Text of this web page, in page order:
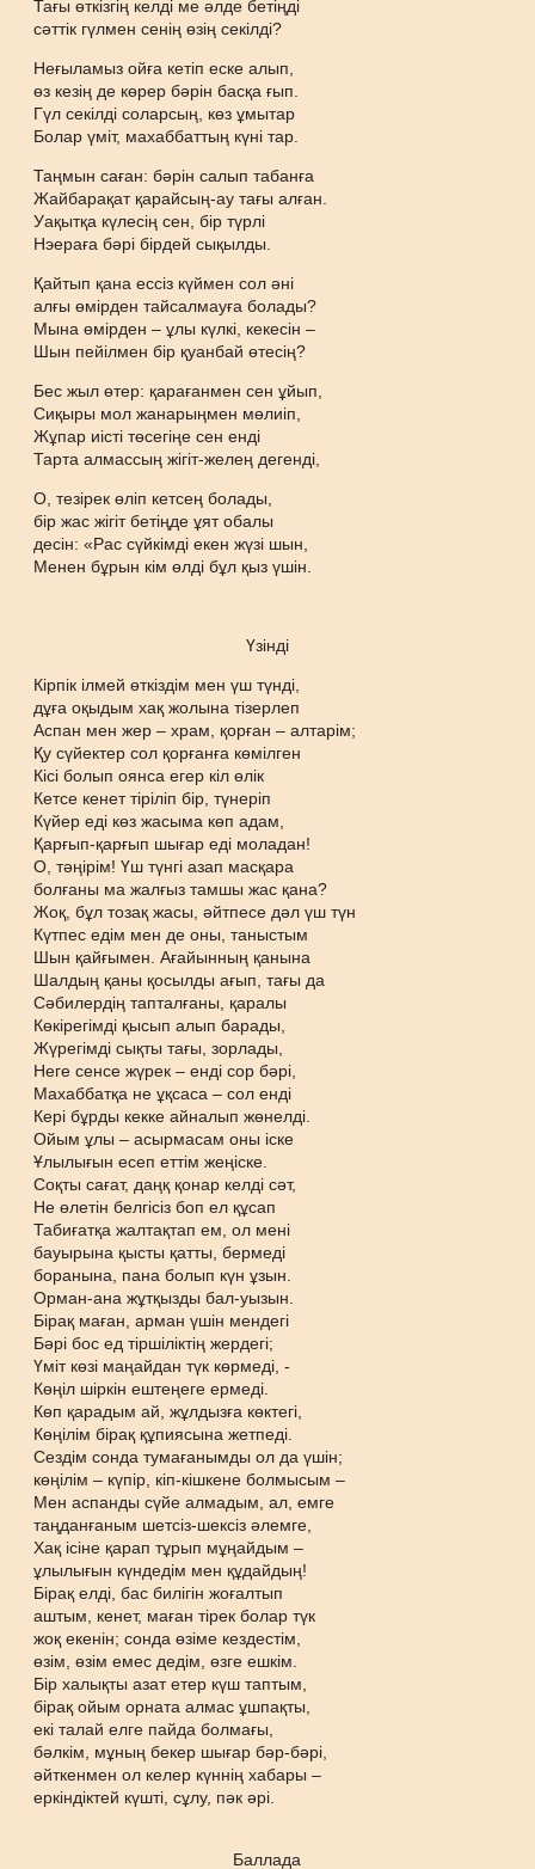
Тағы өткізгің келді ме әлде бетіңді
сәттік гүлмен сенің өзің секілді?
Неғыламыз ойға кетіп еске алып,
өз кезің де көрер бәрін басқа ғып.
Гүл секілді соларсың, көз ұмытар
Болар үміт, махаббаттың күні тар.
Таңмын саған: бәрін салып табанға
Жайбарақат қарайсың-ау тағы алған.
Уақытқа күлесің сен, бір түрлі
Нэераға бәрі бірдей сықылды.
Қайтып қана ессіз күймен сол әні
алғы өмірден тайсалмауға болады?
Мына өмірден – ұлы күлкі, кекесін –
Шын пейілмен бір қуанбай өтесің?
Бес жыл өтер: қарағанмен сен ұйып,
Сиқыры мол жанарыңмен мөлиіп,
Жұпар иісті төсегіңе сен енді
Тарта алмассың жігіт-желең дегенді,
О, тезірек өліп кетсең болады,
бір жас жігіт бетіңде ұят обалы
десін: «Рас сүйкімді екен жүзі шын,
Менен бұрын кім өлді бұл қыз үшін.
Үзінді
Кірпік ілмей өткіздім мен үш түнді,
дұға оқыдым хақ жолына тізерлеп
Аспан мен жер – храм, қорған – алтарім;
Қу сүйектер сол қорғанға көмілген
Кісі болып оянса егер кіл өлік
Кетсе кенет тіріліп бір, түнеріп
Күйер еді көз жасыма көп адам,
Қарғып-қарғып шығар еді моладан!
О, тәңірім! Үш түнгі азап масқара
болғаны ма жалғыз тамшы жас қана?
Жоқ, бұл тозақ жасы, әйтпесе дәл үш түн
Күтпес едім мен де оны, таныстым
Шын қайғымен. Ағайынның қанына
Шалдың қаны қосылды ағып, тағы да
Сәбилердің тапталғаны, қаралы
Көкірегімді қысып алып барады,
Жүрегімді сықты тағы, зорлады,
Неге сенсе жүрек – енді сор бәрі,
Махаббатқа не ұқсаса – сол енді
Кері бұрды кекке айналып жөнелді.
Ойым ұлы – асырмасам оны іске
Ұлылығын есеп еттім жеңіске.
Соқты сағат, даңқ қонар келді сәт,
Не өлетін белгісіз боп ел құсап
Табиғатқа жалтақтап ем, ол мені
бауырына қысты қатты, бермеді
боранына, пана болып күн ұзын.
Орман-ана жұтқызды бал-уызын.
Бірақ маған, арман үшін мендегі
Бәрі бос ед тіршіліктің жердегі;
Үміт көзі маңайдан түк көрмеді, -
Көңіл шіркін ештеңеге ермеді.
Көп қарадым ай, жұлдызға көктегі,
Көңілім бірақ құпиясына жетпеді.
Сездім сонда тумағанымды ол да үшін;
көңілім – күпір, кіп-кішкене болмысым –
Мен аспанды сүйе алмадым, ал, емге
таңданғаным шетсіз-шексіз әлемге,
Хақ ісіне қарап тұрып мұңайдым –
ұлылығын күндедім мен құдайдың!
Бірақ елді, бас билігін жоғалтып
аштым, кенет, маған тірек болар түк
жоқ екенін; сонда өзіме кездестім,
өзім, өзім емес дедім, өзге ешкім.
Бір халықты азат етер күш таптым,
бірақ ойым орната алмас ұшпақты,
екі талай елге пайда болмағы,
бәлкім, мұның бекер шығар бәр-бәрі,
әйткенмен ол келер күннің хабары –
еркіндіктей күшті, сұлу, пәк әрі.
Баллада